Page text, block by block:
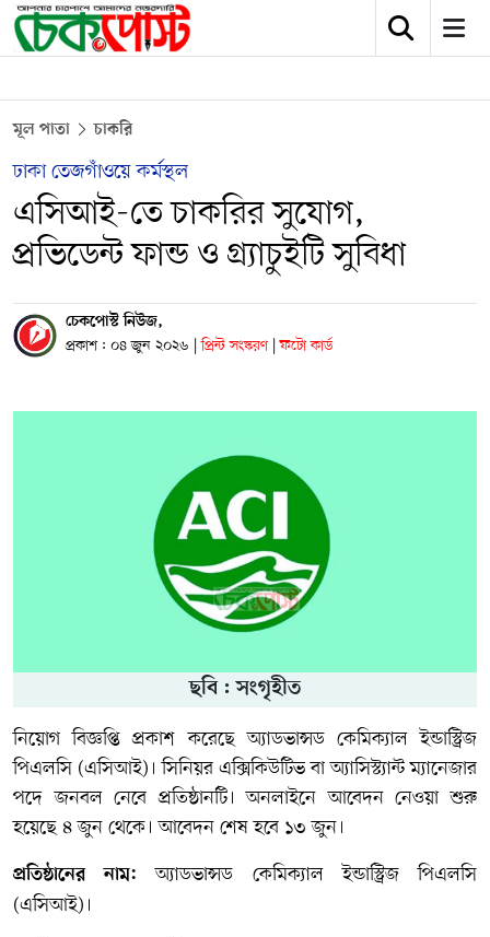
মূল পাতা চাকরি
ঢাকা তেজগাঁওয়ে কর্মস্থল
এসিআই-তে চাকরির সুযোগ,
প্রভিডেন্ট ফান্ড ও গ্র্যাচুইটি সুবিধা
চেকপোস্ট নিউজ,
প্রকাশ : ০৪ জুন ২০২৬ | প্রিন্ট সংস্করণ | ফটো কার্ড
ছবি : সংগৃহীত
নিয়োগ বিজ্ঞপ্তি প্রকাশ করেছে অ্যাডভান্সড কেমিক্যাল ইন্ডাস্ট্রিজ
পিএলসি (এসিআই)। সিনিয়র এক্সিকিউটিভ বা অ্যাসিস্ট্যান্ট ম্যানেজার
পদে জনবল নেবে প্রতিষ্ঠানটি। অনলাইনে আবেদন নেওয়া শুরু
হয়েছে ৪ জুন থেকে। আবেদন শেষ হবে ১৩ জুন।
প্রতিষ্ঠানের নাম:
অ্যাডভান্সড কেমিক্যাল ইন্ডাস্ট্রিজ পিএলসি
(এসিআই)।